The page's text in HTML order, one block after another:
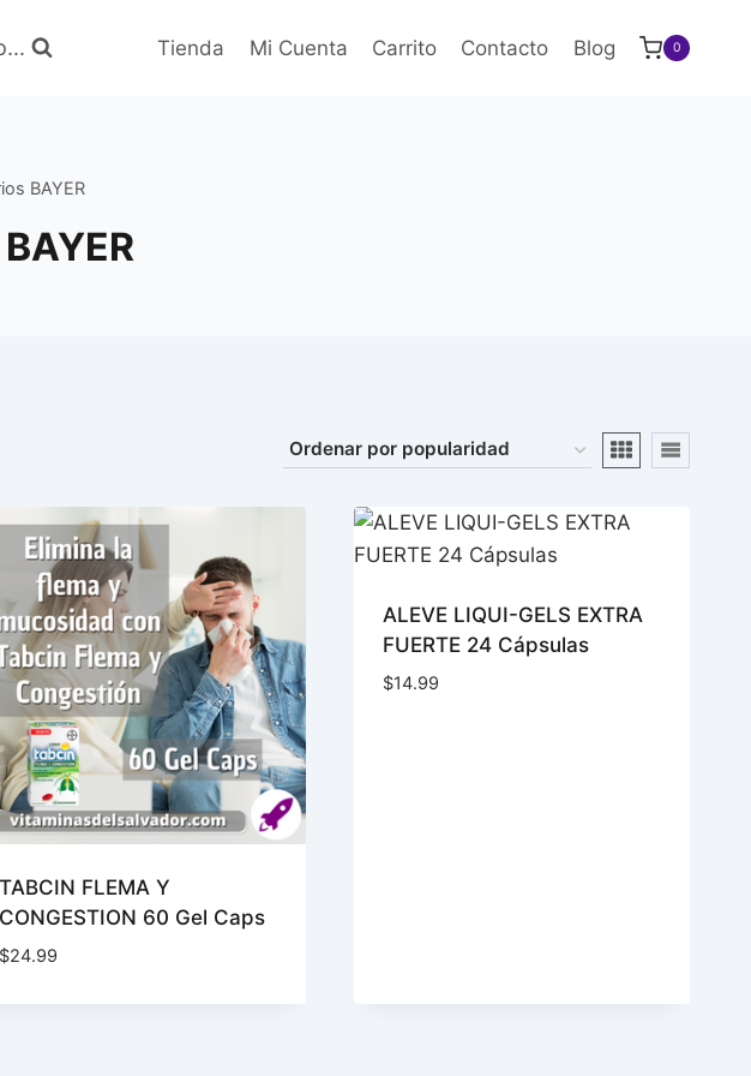
Tienda Mi Cuenta Carrito Contacto Blog 0
BAYER
TABCIN FLEMA Y
CONGESTION 60 Gel Caps
$24.99
ALEVE LIQUI-GELS EXTRA
FUERTE 24 Cápsulas
$14.99